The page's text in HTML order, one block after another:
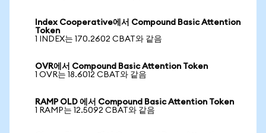
Index Cooperative에서 Compound Basic Attention
Token
1 INDEX는 170.2602 CBAT와 같음
OVR에서 Compound Basic Attention Token
1 OVR는 18.6012 CBAT와 같음
RAMP OLD 에서 Compound Basic Attention Token
1 RAMP는 12.5092 CBAT와 같음